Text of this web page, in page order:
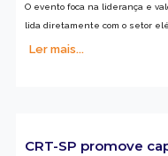
O evento foca na liderança e
lida diretamente com o setor
Ler mais...
CRT-SP promove